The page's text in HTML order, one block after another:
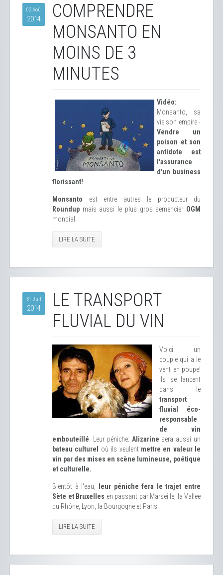
02 Aoû
2014
COMPRENDRE
MONSANTO EN
MOINS DE 3
MINUTES
Vidéo:
Monsanto, sa
vie son empire -
Vendre un
poison et son
antidote est
l'assurance
d'un business
florissant!
Monsanto est entre autres le producteur du
Roundup mais aussi le plus gros semencier OGM
mondial.
LIRE LA SUITE
31 Juil
2014
LE TRANSPORT
FLUVIAL DU VIN
Voici un
couple qui a le
vent en poupe!
Ils se lancent
dans le
transport
fluvial éco-
responsable
de vin
embouteillé . Leur péniche: Alizarine sera aussi un
bateau culturel
où ils veulent mettre en valeur le
vin par des mises en scène lumineuse, poétique
et culturelle.
Bientôt à l'eau,
leur péniche fera le trajet entre
Sète et Bruxelles en passant par Marseille, la Vallee
du Rhône, Lyon, la Bourgogne et Paris.
LIRE LA SUITE